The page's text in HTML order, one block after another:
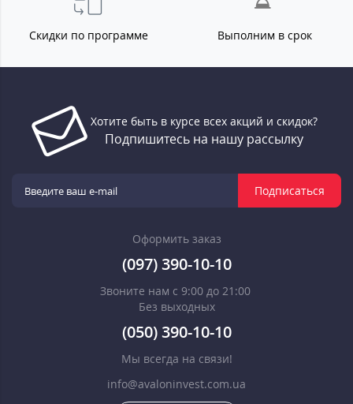
Скидки по программе Выполним в срок
Хотите быть в курсе всех акций и скидок?
Подпишитесь на нашу рассылку
Подписаться
Оформить заказ
(097) 390-10-10
Звоните нам с 9:00 до 21:00
Без выходных
(050) 390-10-10
Мы всегда на связи!
info@avaloninvest.com.ua